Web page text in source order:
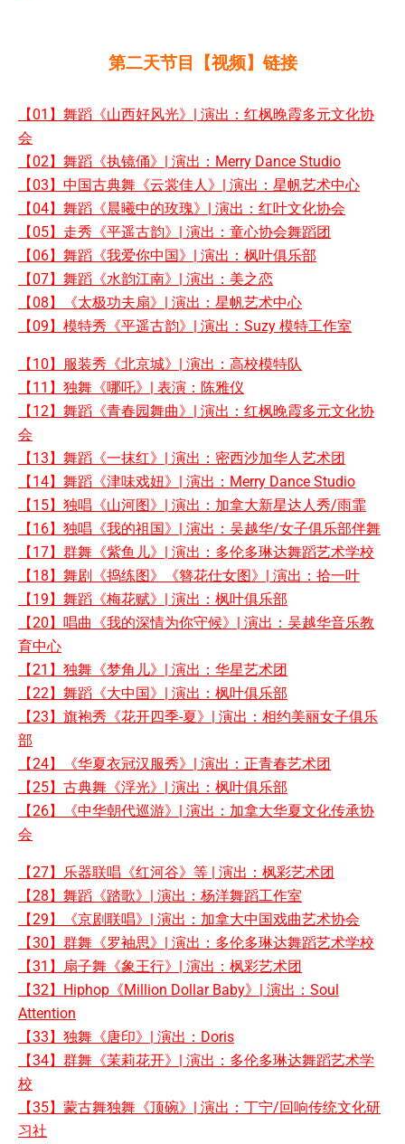
第二天节目【视频】链接
【01】舞蹈《山西好风光》| 演出：红枫晚霞多元文化协
会
【02】舞蹈《执镜俑》| 演出：Merry Dance Studio
【03】中国古典舞《云裳佳人》| 演出：星帆艺术中心
【04】舞蹈《晨曦中的玫瑰》| 演出：红叶文化协会
【05】走秀《平遥古韵》| 演出：童心协会舞蹈团
【06】舞蹈《我爱你中国》| 演出：枫叶俱乐部
【07】舞蹈《水韵江南》| 演出：美之恋
【08】《太极功夫扇》| 演出：星帆艺术中心
【09】模特秀《平遥古韵》| 演出：Suzy 模特工作室
【10】服装秀《北京城》| 演出：高校模特队
【11】独舞《哪吒》| 表演：陈雅仪
【12】舞蹈《青春园舞曲》| 演出：红枫晚霞多元文化协
会
【13】舞蹈《一抹红》| 演出：密西沙加华人艺术团
【14】舞蹈《津味戏妞》| 演出：Merry Dance Studio
【15】独唱《山河图》| 演出：加拿大新星达人秀/雨霏
【16】独唱《我的祖国》| 演出：吴越华/女子俱乐部伴舞
【17】群舞《紫鱼儿》| 演出：多伦多琳达舞蹈艺术学校
【18】舞剧《捣练图》《簪花仕女图》| 演出：拾一叶
【19】舞蹈《梅花赋》| 演出：枫叶俱乐部
【20】唱曲《我的深情为你守候》| 演出：吴越华音乐教
育中心
【21】独舞《梦角儿》| 演出：华星艺术团
【22】舞蹈《大中国》| 演出：枫叶俱乐部
【23】旗袍秀《花开四季-夏》| 演出：相约美丽女子俱乐
部
【24】《华夏衣冠汉服秀》| 演出：正青春艺术团
【25】古典舞《浮光》| 演出：枫叶俱乐部
【26】《中华朝代巡游》| 演出：加拿大华夏文化传承协
会
【27】乐器联唱《红河谷》等 | 演出：枫彩艺术团
【28】舞蹈《踏歌》| 演出：杨洋舞蹈工作室
【29】《京剧联唱》| 演出：加拿大中国戏曲艺术协会
【30】群舞《罗袖思》| 演出：多伦多琳达舞蹈艺术学校
【31】扇子舞《象王行》| 演出：枫彩艺术团
【32】Hiphop《Million Dollar Baby》| 演出：Soul
Attention
【33】独舞《唐印》| 演出：Doris
【34】群舞《茉莉花开》| 演出：多伦多琳达舞蹈艺术学
校
【35】蒙古舞独舞《顶碗》| 演出：丁宁/回响传统文化研
习社